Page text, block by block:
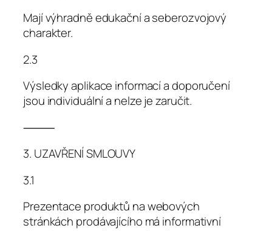
Mají výhradně edukační a seberozvojový
charakter.
2.3
Výsledky aplikace informací a doporučení
jsou individuální a nelze je zaručit.
⸻
3. UZAVŘENÍ SMLOUVY
3.1
Prezentace produktů na webových
stránkách prodávajícího má informativní